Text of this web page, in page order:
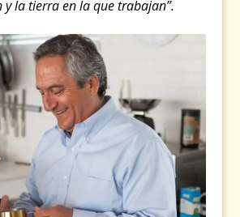
y la tierra en la que trabajan”.